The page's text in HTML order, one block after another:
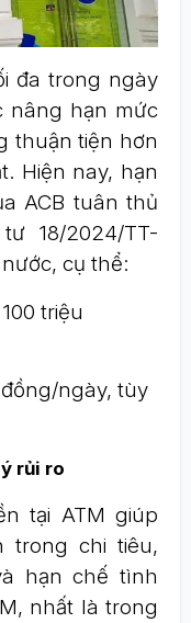
đa trong ngày
nâng hạn mức
thuận tiện hơn
Hiện nay, hạn
ACB tuân thủ
18/2024/TT-
cụ thể:
triệu
ngày, tùy
rủi ro
tại ATM giúp
trong chi tiêu,
hạn chế tình
nhất là trong